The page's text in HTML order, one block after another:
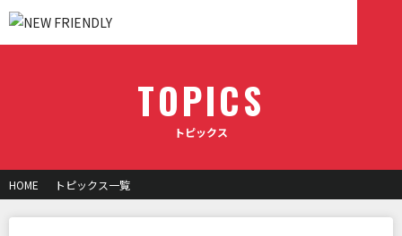
TOPICS
トピックス
HOME トピックス一覧